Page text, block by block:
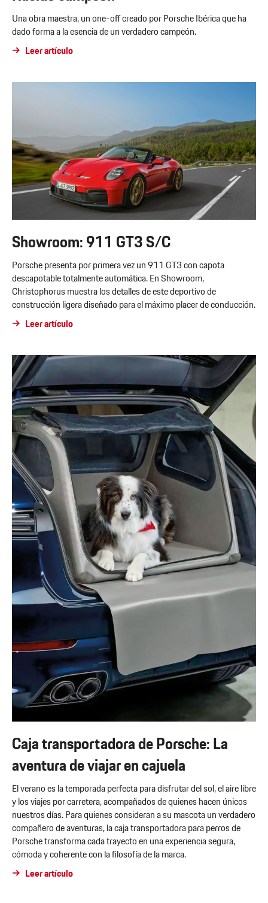
Una obra maestra, un one-off creado por Porsche Ibérica que ha
dado forma a la esencia de un verdadero campeón.
Leer artículo
Showroom: 911 GT3 S/C
Porsche presenta por primera vez un 911 GT3 con capota
descapotable totalmente automática. En Showroom,
Christophorus muestra los detalles de este deportivo de
construcción ligera diseñado para el máximo placer de conducción.
Leer artículo
Caja transportadora de Porsche: La
aventura de viajar en cajuela
El verano es la temporada perfecta para disfrutar del sol, el aire libre
y los viajes por carretera, acompañados de quienes hacen únicos
nuestros días. Para quienes consideran a su mascota un verdadero
compañero de aventuras, la caja transportadora para perros de
Porsche transforma cada trayecto en una experiencia segura,
cómoda y coherente con la filosofía de la marca.
Leer artículo